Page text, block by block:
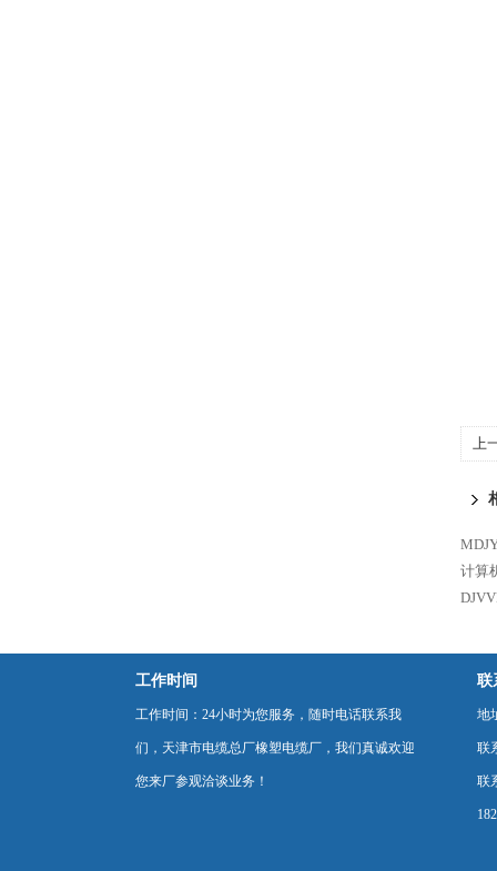
上
计算
工作时间
工作时间：24小时为您服务，随时电话联系我
们，天津市电缆总厂橡塑电缆厂，我们真诚欢迎
您来厂参观洽谈业务！
联
地
联
联